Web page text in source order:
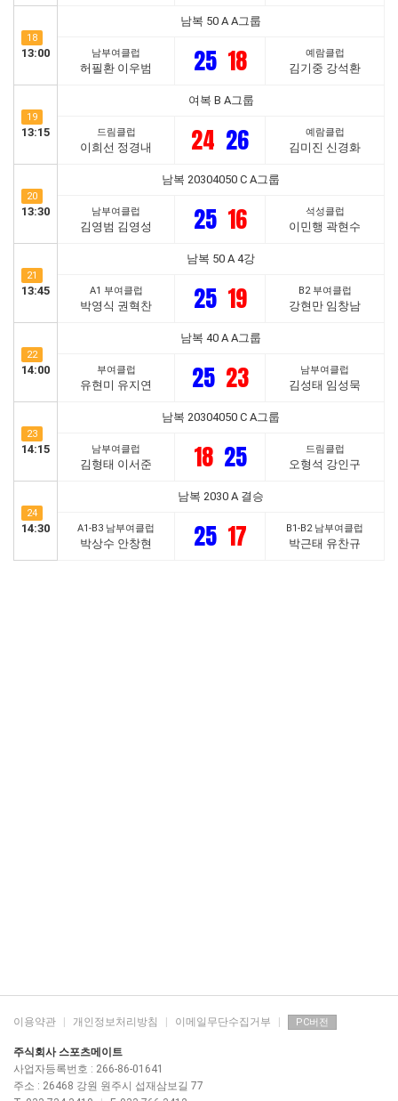
18
13:00
남복 50 A A그룹
남부여클럽
허필환 이우범 25 18 예람클럽
김기중 강석환
19
13:15
여복 B A그룹
드림클럽
이희선 정경내 24 26 예람클럽
김미진 신경화
20
13:30
남복 20304050 C A그룹
남부여클럽
김영범 김영성 25 16 석성클럽
이민행 곽현수
21
13:45
남복 50 A 4강
A1 부여클럽
박영식 권혁찬 25 19 B2 부여클럽
강현만 임창남
22
14:00
남복 40 A A그룹
부여클럽
유현미 유지연 25 23 남부여클럽
김성태 임성묵
23
14:15
남복 20304050 C A그룹
남부여클럽
김형태 이서준 18 25 드림클럽
오형석 강인구
24
14:30
남복 2030 A 결승
A1-B3 남부여클럽
박상수 안창현 25 17 B1-B2 남부여클럽
박근태 유찬규
이용약관 개인정보처리방침 이메일무단수집거부 PC버전
주식회사 스포츠메이트
사업자등록번호 : 266-86-01641
주소 : 26468 강원 원주시 섭재삼보길 77